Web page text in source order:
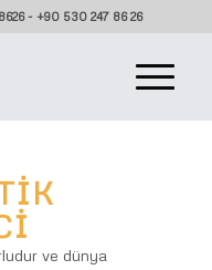
- +90 530 247 86 26
ve dünya